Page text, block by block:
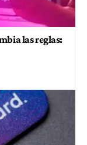
las reglas: